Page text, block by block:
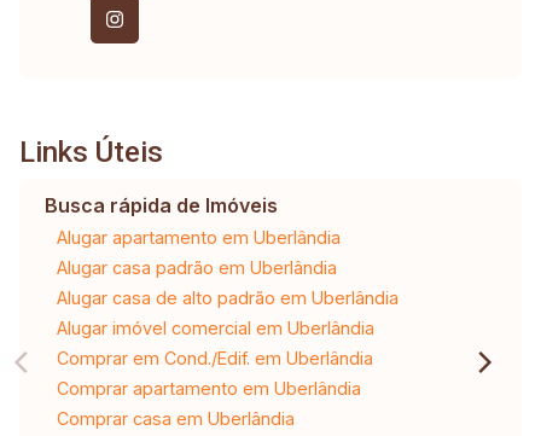
Links Úteis
Busca rápida de Imóveis
Alugar apartamento em Uberlândia
Alugar casa padrão em Uberlândia
Alugar casa de alto padrão em Uberlândia
Alugar imóvel comercial em Uberlândia
Comprar em Cond./Edif. em Uberlândia
Comprar apartamento em Uberlândia
Comprar casa em Uberlândia